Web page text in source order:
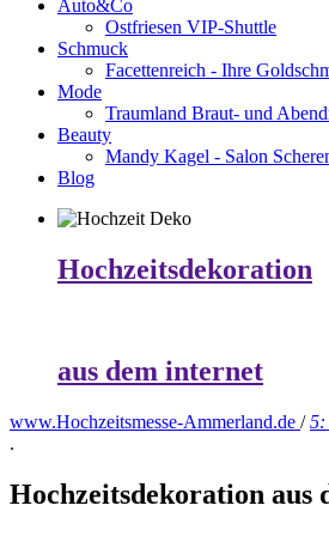
Auto&Co
Ostfriesen VIP-Shuttle
Schmuck
Facettenreich - Ihre
Mode
Traumland Braut- und
Beauty
Mandy Kagel - Salon
Blog
Hochzeitsdekoration
aus dem internet
www.Hochzeitsmesse-Ammerland.de /5:
.
Hochzeitsdekoration aus